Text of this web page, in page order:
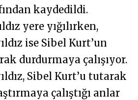
kaydedildi.
yere yığılırken,
ise Sibel Kurt’un
durdurmaya çalışıyor.
Sibel Kurt’u tutarak
çalıştığı anlar